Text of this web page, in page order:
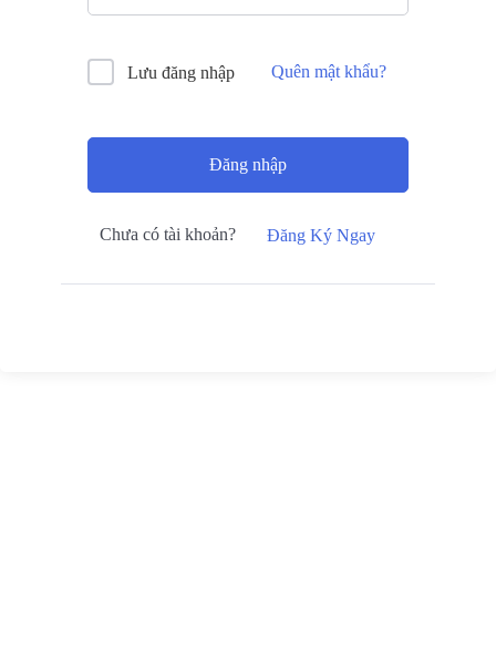
Lưu đăng nhập Quên mật khẩu?
Đăng nhập
Chưa có tài khoản? Đăng Ký Ngay